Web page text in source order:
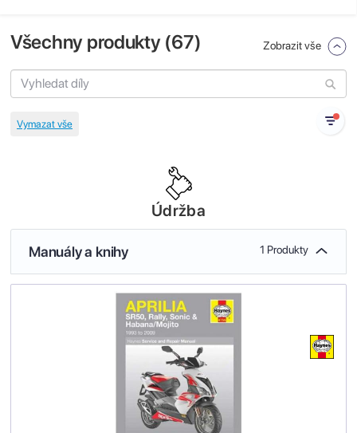
Všechny produkty (67) Zobrazit vše
Údržba
Manuály a knihy 1 Produkty